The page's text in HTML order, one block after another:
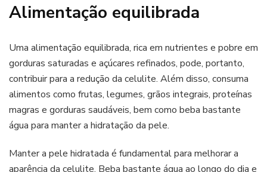
Alimentação equilibrada
Uma alimentação equilibrada, rica em nutrientes e pobre em
gorduras saturadas e açúcares refinados, pode, portanto,
contribuir para a redução da celulite. Além disso, consuma
alimentos como frutas, legumes, grãos integrais, proteínas
magras e gorduras saudáveis, bem como beba bastante
água para manter a hidratação da pele.
Manter a pele hidratada é fundamental para melhorar a
aparência da celulite. Beba bastante água ao longo do dia e